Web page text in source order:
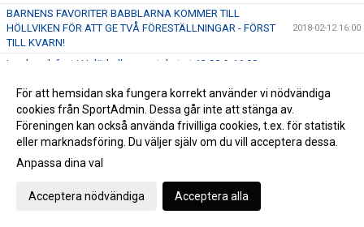
BARNENS FAVORITER BABBLARNA KOMMER TILL
HÖLLVIKEN FÖR ATT GE TVÅ FÖRESTÄLLNINGAR - FÖRST
TILL KVARN!
2018-02-12 16:00
Innebandyfest i Halörhallen - matchstart 13:00 & 16:00
NU ÖPPNAR VI ANMÄLAN FÖR HANDELSBANKEN
SHOOTING & GOALIE CAMP 2018!
2018-02-08 14:38
OBS! Ingen träning för födda 12 ikväll. (7/2) 2018-02-07 12:01
Höllviken Innebandy på kartan 2018-02-07 10:17
Föreläsning om matchcoaching med Mikael Karlberg på
SKÅNSK INNEBANDYFEST: Höllviken & Malmö i gemensam
För att hemsidan ska fungera korrekt använder vi nödvändiga
cookies från SportAdmin. Dessa går inte att stänga av.
Föreningen kan också använda frivilliga cookies, t.ex. för statistik
eller marknadsföring. Du väljer själv om du vill acceptera dessa.
Anpassa dina val
Acceptera nödvändiga Acceptera alla